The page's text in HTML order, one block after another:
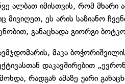
ალბათ იმისთვის, რომ
მივიღეთ, ეს არის საზიანო
განაცხადა გიორგი
მაკა
დაკავშირებით
რადგან ამაზე უარი